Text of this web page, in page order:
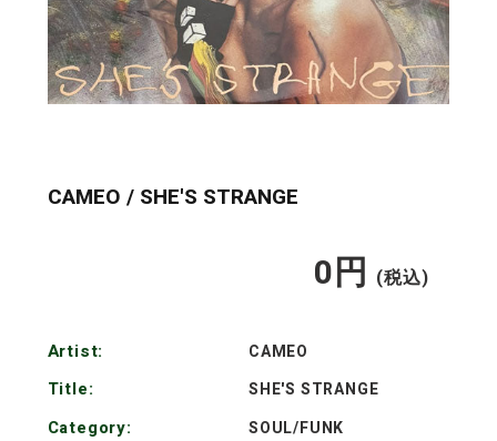
CAMEO / SHE'S STRANGE
0円 (税込)
Artist: CAMEO
Title: SHE'S STRANGE
Category: SOUL/FUNK